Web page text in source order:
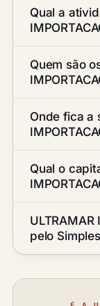
Qual a
Quem são
Onde fica a
Qual o
ULTRAMAR
pelo